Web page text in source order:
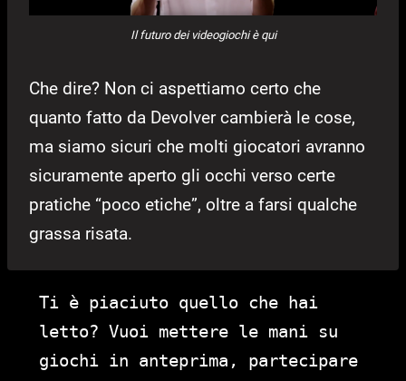
Il futuro dei videogiochi è qui
Che dire? Non ci aspettiamo certo che
quanto fatto da Devolver cambierà le cose,
ma siamo sicuri che molti giocatori avranno
sicuramente aperto gli occhi verso certe
pratiche “poco etiche”, oltre a farsi qualche
grassa risata.
Ti è piaciuto quello che hai
letto? Vuoi mettere le mani su
giochi in anteprima, partecipare